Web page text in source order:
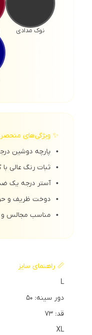
نوک مدادی
✨ ویژگی‌های
پارچه دوشین
ثبات رنگ عالی با
آستر درجه یک
دوخت ظریف و
مناسب مجالس
📏 راهنمای سایز
L
دور سینه: 50
قد: 73
XL